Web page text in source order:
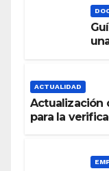
ACTUALIDAD
Actualización
para la